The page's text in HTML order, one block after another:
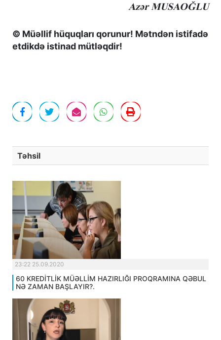
Azər MUSAOĞLU
© Müəllif hüquqları qorunur! Mətndən istifadə
etdikdə istinad mütləqdir!
Təhsil
23:22 25.09.2020
60 KREDİTLİK MÜƏLLİM HAZIRLIĞI PROQRAMINA QƏBUL
NƏ ZAMAN BAŞLAYIR?.